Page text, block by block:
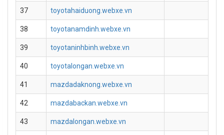
37 toyotahaiduong.webxe.vn
38 toyotanamdinh.webxe.vn
39 toyotaninhbinh.webxe.vn
40 toyotalongan.webxe.vn
41 mazdadaknong.webxe.vn
42 mazdabackan.webxe.vn
43 mazdalongan.webxe.vn